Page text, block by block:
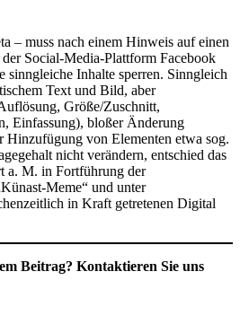
– muss nach einem Hinweis auf einen
Social-Media-Plattform Facebook
sinngleiche Inhalte sperren. Sinngleich
Text und Bild, aber
Größe/Zuschnitt,
Einfassung), bloßer Änderung
Hinzufügung von Elementen etwa sog.
nicht verändern, entschied das
a. M. in Fortführung der
Meme“ und unter
in Kraft getretenen Digital
Beitrag? Kontaktieren Sie uns